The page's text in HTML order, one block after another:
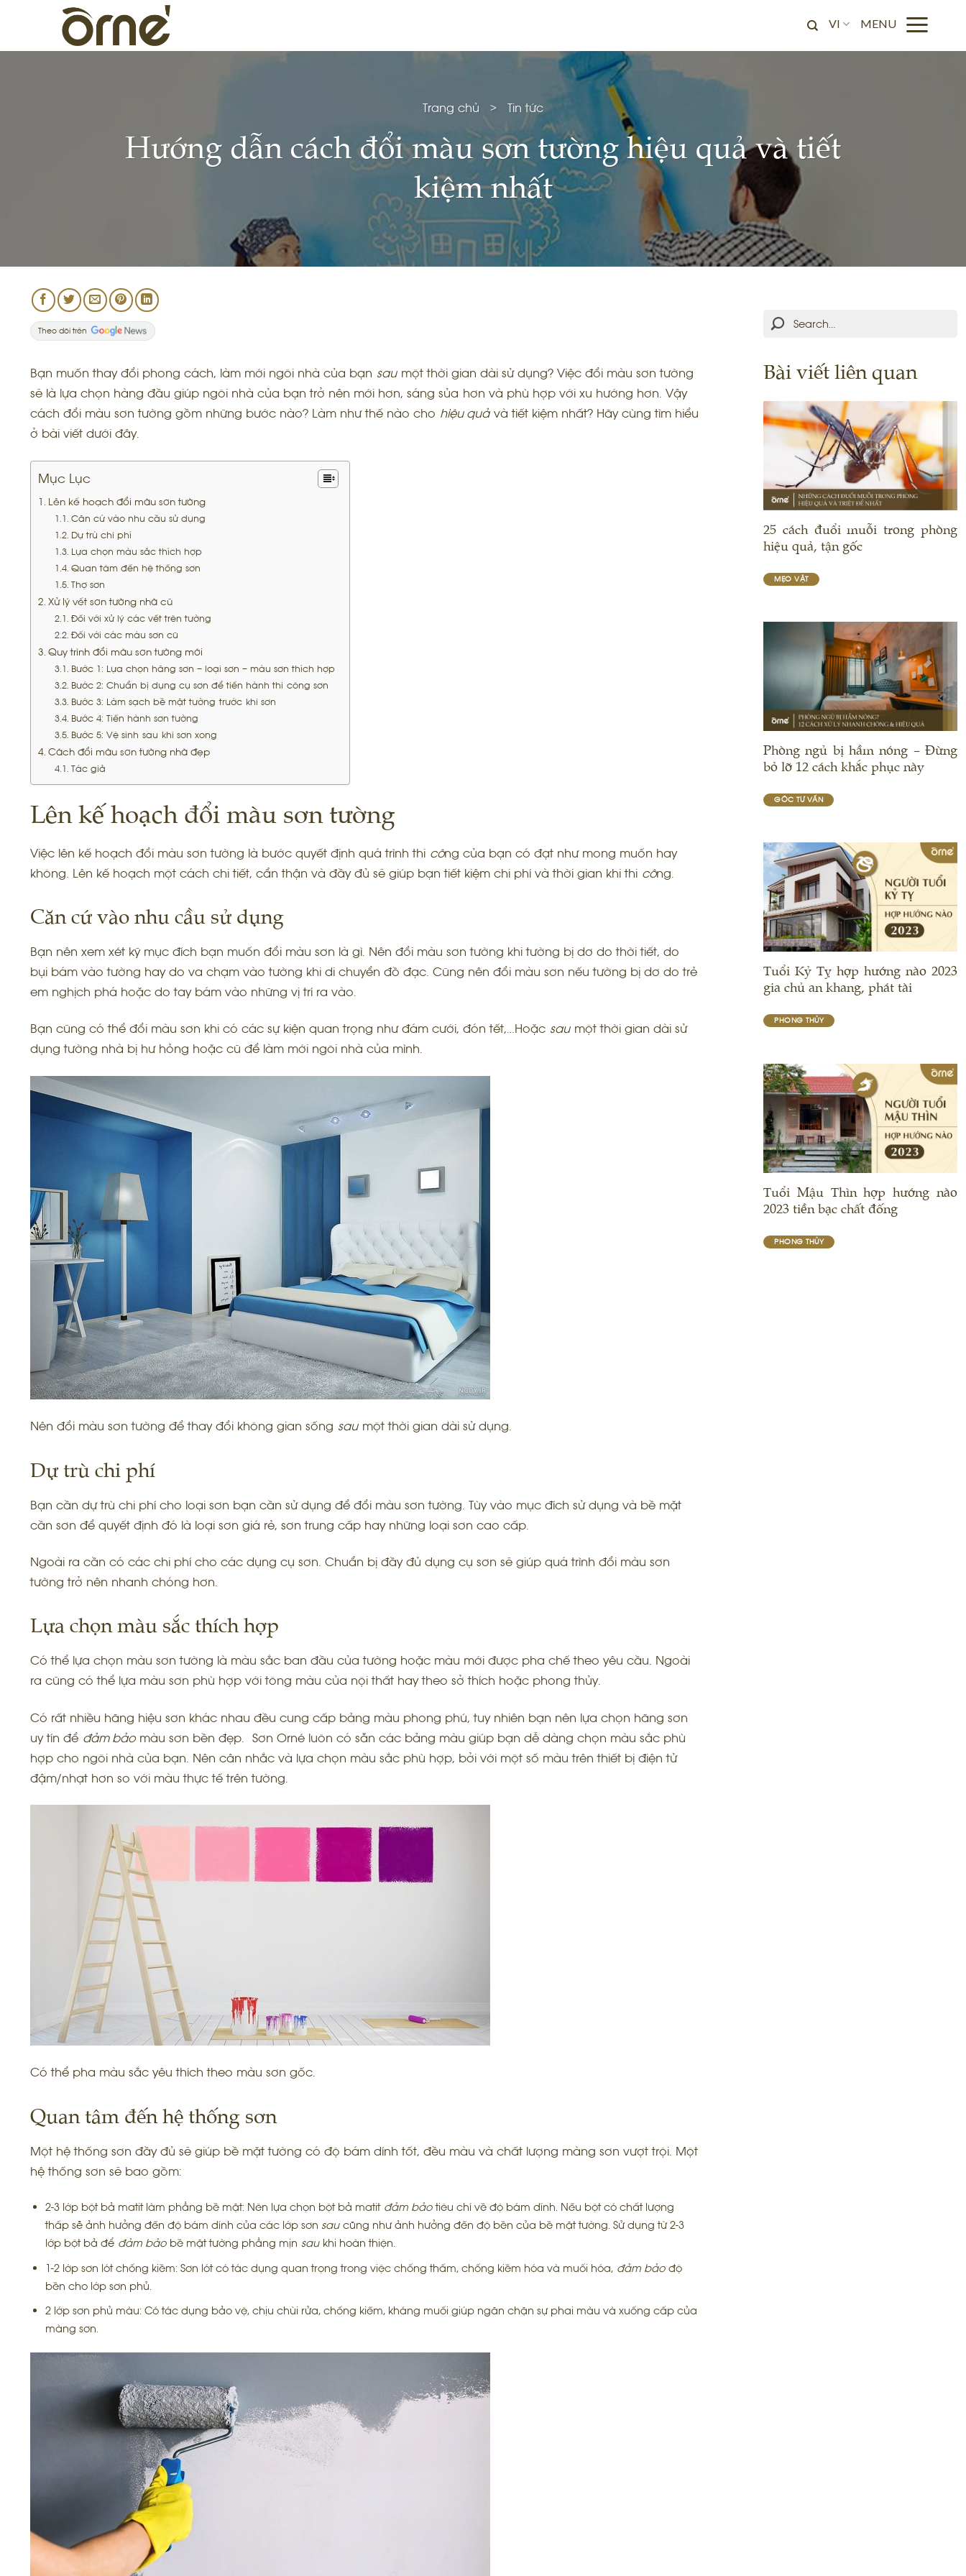
VI
Trang chủ > Tin tức
Hướng dẫn cách đổi màu sơn tường hiệu quả và tiết
kiệm nhất
Theo dõi trên
Bạn muốn thay đổi phong cách, làm mới ngôi nhà của bạn sau một thời gian dài sử dụng? Việc đổi màu sơn tường
sẽ là lựa chọn hàng đầu giúp ngôi nhà của bạn trở nên mới hơn, sáng sủa hơn và phù hợp với xu hướng hơn. Vậy
cách đổi màu sơn tường gồm những bước nào? Làm như thế nào cho hiệu quảvà tiết kiệm nhất? Hãy cùng tìm hiểu
ở bài viết dưới đây.
Mục Lục
Lên kế hoạch đổi màu sơn tường
Căn cứ vào nhu cầu sử dụng
Dự trù chi phí
Lựa chọn màu sắc thích hợp
Quan tâm đến hệ thống sơn
Thợ sơn
Xử lý vết sơn tường nhà cũ
Đối với xử lý các vết trên tường
Đối với các màu sơn cũ
Quy trình đổi màu sơn tường mới
Bước 1: Lựa chọn hãng sơn – loại sơn – màu sơn thích hợp
Bước 2: Chuẩn bị dụng cụ sơn để tiến hành thi công sơn
Bước 3: Làm sạch bề mặt tường trước khi sơn
Bước 4: Tiến hành sơn tường
Bước 5: Vệ sinh sau khi sơn xong
Cách đổi màu sơn tường nhà đẹp
Tác giả
Lên kế hoạch đổi màu sơn tường
Việc lên kế hoạch đổi màu sơn tường là bước quyết định quá trình thi công của bạn có đạt như mong muốn hay
không. Lên kế hoạch một cách chi tiết, cẩn thận và đầy đủ sẽ giúp bạn tiết kiệm chi phí và thời gian khi thi công.
Căn cứ vào nhu cầu sử dụng
Bạn nên xem xét kỹ mục đích bạn muốn đổi màu sơn là gì. Nên đổi màu sơn tường khi tường bị dơ do thời tiết, do
bụi bám vào tường hay do va chạm vào tường khi di chuyển đồ đạc. Cũng nên đổi màu sơn nếu tường bị dơ do trẻ
em nghịch phá hoặc do tay bám vào những vị trí ra vào.
Bạn cũng có thể đổi màu sơn khi có các sự kiện quan trọng như đám cưới, đón tết,…Hoặc sau một thời gian dài sử
dụng tường nhà bị hư hỏng hoặc cũ để làm mới ngôi nhà của mình.
Nên đổi màu sơn tường để thay đổi không gian sống sau một thời gian dài sử dụng.
Dự trù chi phí
Bạn cần dự trù chi phí cho loại sơn bạn cần sử dụng để đổi màu sơn tường. Tùy vào mục đích sử dụng và bề mặt
cần sơn để quyết định đó là loại sơn giá rẻ, sơn trung cấp hay những loại sơn cao cấp.
Ngoài ra cần có các chi phí cho các dụng cụ sơn. Chuẩn bị đầy đủ dụng cụ sơn sẽ giúp quá trình đổi màu sơn
tường trở nên nhanh chóng hơn.
Lựa chọn màu sắc thích hợp
Có thể lựa chọn màu sơn tường là màu sắc ban đầu của tường hoặc màu mới được pha chế theo yêu cầu. Ngoài
ra cũng có thể lựa màu sơn phù hợp với tông màu của nội thất hay theo sở thích hoặc phong thủy.
Có rất nhiều hãng hiệu sơn khác nhau đều cung cấp bảng màu phong phú, tuy nhiên bạn nên lựa chọn hãng sơn
uy tín để đảm bảo màu sơn bền đẹp. Sơn Orné luôn có sẵn các bảng màu giúp bạn dễ dàng chọn màu sắc phù
hợp cho ngôi nhà của bạn. Nên cân nhắc và lựa chọn màu sắc phù hợp, bởi với một số màu trên thiết bị điện tử
đậm/nhạt hơn so với màu thực tế trên tường.
Có thể pha màu sắc yêu thích theo màu sơn gốc.
Quan tâm đến hệ thống sơn
Một hệ thống sơn đầy đủ sẽ giúp bề mặt tường có độ bám dính tốt, đều màu và chất lượng màng sơn vượt trội. Một
hệ thống sơn sẽ bao gồm:
2-3 lớp bột bả matit làm phẳng bề mặt: Nên lựa chọn bột bả matitđảm bảotiêu chí về độ bám dính. Nếu bột có chất lượng
thấp sẽ ảnh hưởng đến độ bám dính của các lớp sơn sau cũng như ảnh hưởng đến độ bền của bề mặt tường. Sử dụng từ 2-3
lớp bột bả đểđảm bảo bề mặt tường phẳng mịn sau khi hoàn thiện.
1-2 lớp sơn lót chống kiềm: Sơn lót có tác dụng quan trọng trong việc chống thấm, chống kiềm hóa và muối hóa,đảm bảo độ
bền cho lớp sơn phủ.
2 lớp sơn phủ màu: Có tác dụng bảo vệ, chịu chùi rửa, chống kiếm, kháng muối giúp ngăn chặn sự phai màu và xuống cấp của
màng sơn.
Bài viết liên quan
MẸO VẶT
25 cách đuổi muỗi trong phòng
hiệu quả, tận gốc
GÓC TƯ VẤN
Phòng ngủ bị hầm nóng – Đừng
bỏ lỡ 12 cách khắc phục này
PHONG THỦY
Tuổi Kỷ Tỵ hợp hướng nào 2023
gia chủ an khang, phát tài
PHONG THỦY
Tuổi Mậu Thìn hợp hướng nào
2023 tiền bạc chất đống